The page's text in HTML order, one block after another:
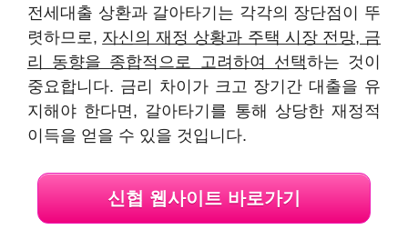
전세대출 상환과 갈아타기는 각각의 장단점이 뚜
렷하므로, 자신의 재정 상황과 주택 시장 전망, 금
리 동향을 종합적으로 고려하여 선택하는 것이
중요합니다. 금리 차이가 크고 장기간 대출을 유
지해야 한다면, 갈아타기를 통해 상당한 재정적
이득을 얻을 수 있을 것입니다.
신협 웹사이트 바로가기